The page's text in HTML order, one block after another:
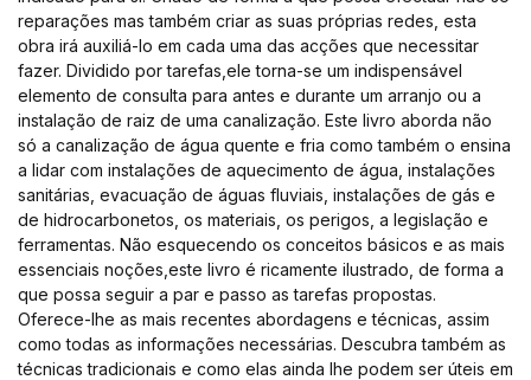
reparações mas também criar as suas próprias redes, esta
obra irá auxiliá-lo em cada uma das acções que necessitar
fazer. Dividido por tarefas,ele torna-se um indispensável
elemento de consulta para antes e durante um arranjo ou a
instalação de raiz de uma canalização. Este livro aborda não
só a canalização de água quente e fria como também o ensina
a lidar com instalações de aquecimento de água, instalações
sanitárias, evacuação de águas fluviais, instalações de gás e
de hidrocarbonetos, os materiais, os perigos, a legislação e
ferramentas. Não esquecendo os conceitos básicos e as mais
essenciais noções,este livro é ricamente ilustrado, de forma a
que possa seguir a par e passo as tarefas propostas.
Oferece-lhe as mais recentes abordagens e técnicas, assim
como todas as informações necessárias. Descubra também as
técnicas tradicionais e como elas ainda lhe podem ser úteis em